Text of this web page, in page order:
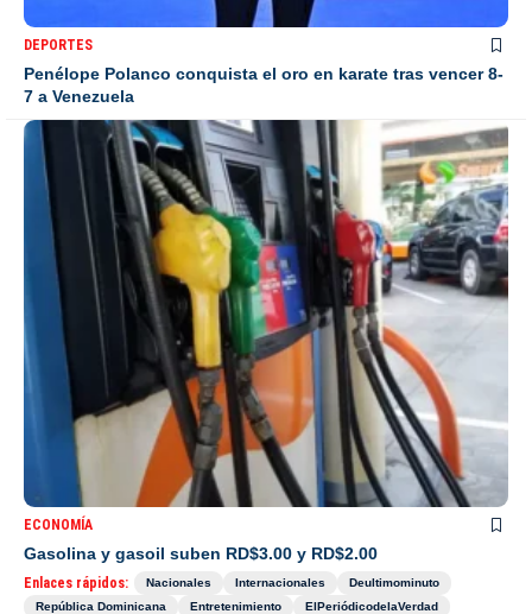
DEPORTES
Penélope Polanco conquista el oro en karate tras vencer 8-
7 a Venezuela
ECONOMÍA
Gasolina y gasoil suben RD$3.00 y RD$2.00
Enlaces rápidos: Nacionales Internacionales
Deultimominuto
República Dominicana
Entretenimiento
ElPeriódicodelaVerdad